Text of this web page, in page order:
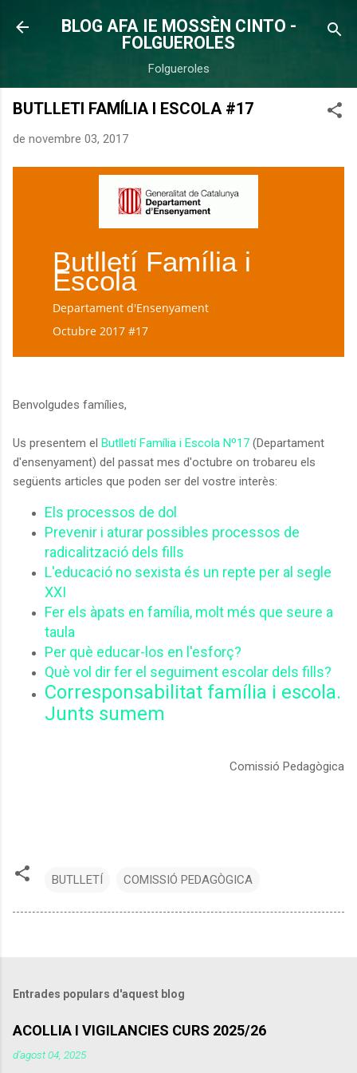
Salta al contingut principal
BLOG AFA IE MOSSÈN CINTO -
FOLGUEROLES
Folgueroles
BUTLLETI FAMÍLIA I ESCOLA #17
de novembre 03, 2017
Butlletí Família i
Escola
Departament d'Ensenyament
Octubre 2017 #17
Benvolgudes famílies,
Us presentem el Butlletí Família i Escola Nº17 (Departament
d'ensenyament) del passat mes d'octubre on trobareu els
següents articles que poden ser del vostre interès:
Els processos de dol
Prevenir i aturar possibles processos de
radicalització dels fills
L'educació no sexista és un repte per al segle
XXI
Fer els àpats en família, molt més que seure a
taula
Per què educar-los en l'esforç?
Què vol dir fer el seguiment escolar dels fills?
Corresponsabilitat família i escola.
Junts sumem
Comissió Pedagògica
BUTLLETÍ COMISSIÓ PEDAGÒGICA
Entrades populars d'aquest blog
ACOLLIA I VIGILANCIES CURS 2025/26
d’agost 04, 2025